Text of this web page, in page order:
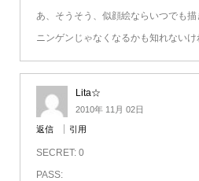
あ、そうそう、似顔絵ならいつでも描
ニンゲンじゃなくなるかも知れないけ
Lita☆
2010年 11月 02日
返信 引用
SECRET: 0
PASS: